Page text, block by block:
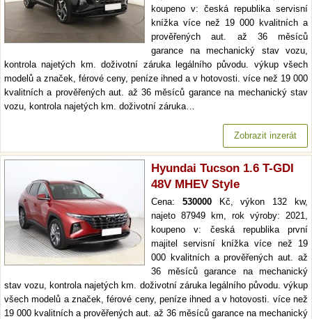
koupeno v: česká republika servisní
knížka více než 19 000 kvalitních a
prověřených aut. až 36 měsíců
garance na mechanický stav vozu,
kontrola najetých km. doživotní záruka legálního původu. výkup všech
modelů a značek, férové ceny, peníze ihned a v hotovosti. více než 19 000
kvalitních a prověřených aut. až 36 měsíců garance na mechanický stav
vozu, kontrola najetých km. doživotní záruka…
Zobrazit inzerát
Hyundai Tucson 1.6 T-GDI
48V MHEV Style
Cena: 530000Kč, výkon 132 kw,
najeto 87949 km, rok výroby: 2021,
koupeno v: česká republika první
majitel servisní knížka více než 19
000 kvalitních a prověřených aut. až
36 měsíců garance na mechanický
stav vozu, kontrola najetých km. doživotní záruka legálního původu. výkup
všech modelů a značek, férové ceny, peníze ihned a v hotovosti. více než
19 000 kvalitních a prověřených aut. až 36 měsíců garance na mechanický